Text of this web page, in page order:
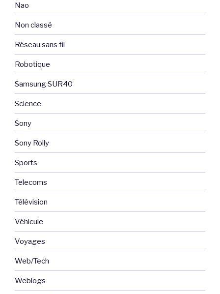
Nao
Non classé
Réseau sans fil
Robotique
Samsung SUR40
Science
Sony
Sony Rolly
Sports
Telecoms
Télévision
Véhicule
Voyages
Web/Tech
Weblogs